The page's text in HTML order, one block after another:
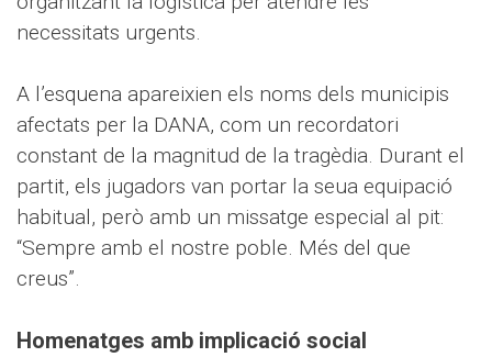
necessitats urgents.
A l’esquena apareixien els noms dels municipis
afectats per la DANA, com un recordatori
constant de la magnitud de la tragèdia. Durant el
partit, els jugadors van portar la seua equipació
habitual, però amb un missatge especial al pit:
“Sempre amb el nostre poble. Més del que
creus”.
Homenatges amb implicació social